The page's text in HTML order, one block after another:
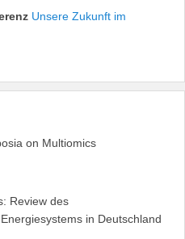
Unsere Zukunft im
on Multiomics
Review des
in Deutschland